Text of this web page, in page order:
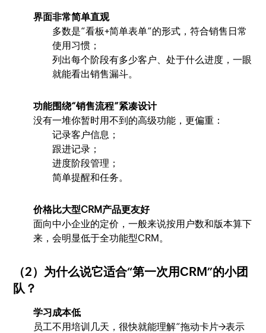
界面非常简单直观
多数是“看板+简单表单”的形式，符合销售日常
使用习惯；
列出每个阶段有多少客户、处于什么进度，一眼
就能看出销售漏斗。
功能围绕“销售流程”紧凑设计
没有一堆你暂时用不到的高级功能，更偏重：
记录客户信息；
跟进记录；
进度阶段管理；
简单提醒和任务。
价格比大型CRM产品更友好
面向中小企业的定价，一般来说按用户数和版本算下
来，会明显低于全功能型CRM。
（2）为什么说它适合“第一次用CRM”的小团
队？
学习成本低
员工不用培训几天，很快就能理解“拖动卡片→表示